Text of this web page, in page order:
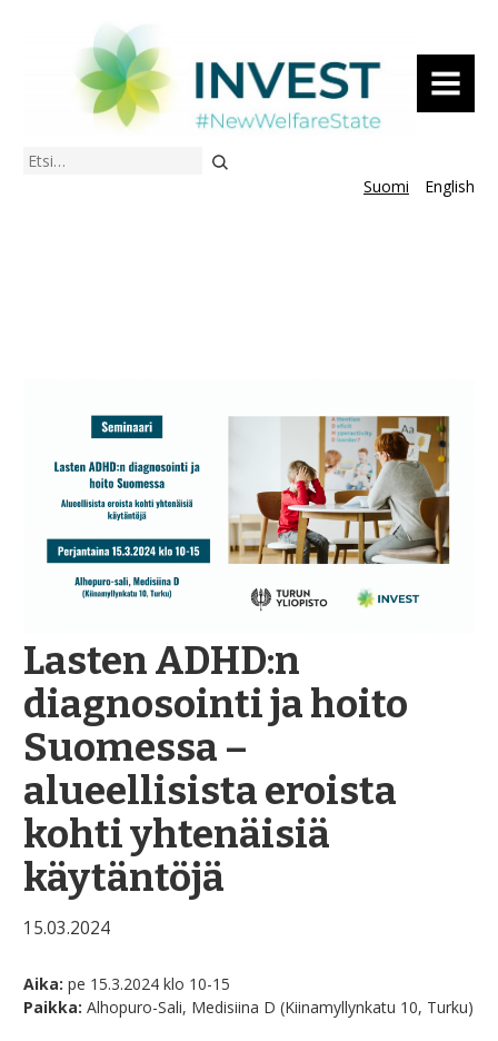
VALIKKO
Etsi
Suomi
English
Lasten ADHD:n
diagnosointi ja hoito
Suomessa –
alueellisista eroista
kohti yhtenäisiä
käytäntöjä
15.03.2024
Aika: pe 15.3.2024 klo 10-15
Paikka: Alhopuro-Sali, Medisiina D (Kiinamyllynkatu 10, Turku)